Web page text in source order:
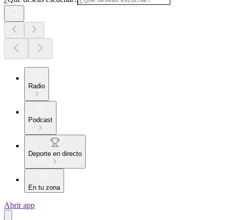
Radio
Podcast
Deporte en directo
En tu zona
Abrir app